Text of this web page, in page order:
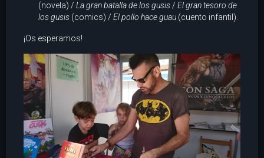
(novela) / La gran batalla de los gusis / El gran tesoro de
los gusis (comics) / El pollo hace guau (cuento infantil).
¡Os esperamos!